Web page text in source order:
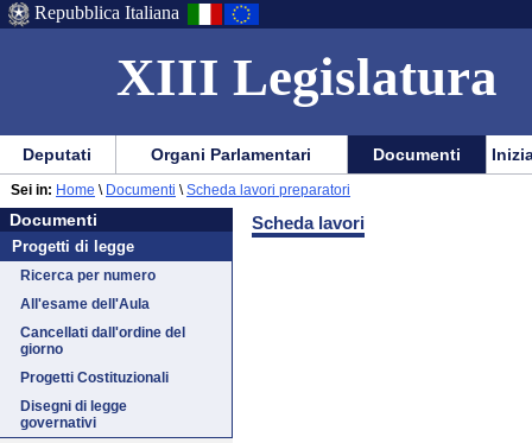
XIII Legislatura
Menu
di
ausilio
alla
navigazione
Vai
Menu
di
navigazione
principale
Repubblica Italiana
Menu
di
navigazione
principale
Vai
menu
di
sezione
Deputati Organi Parlamentari Documenti
Documenti
Vai
al
contenuto
Documenti
Progetti di legge
Ricerca per numero
All'esame dell'Aula
Cancellati dall'ordine del
giorno
Progetti Costituzionali
Disegni di legge
governativi
Sei in: Home \ Documenti \ Scheda lavori preparatori
Scheda lavori